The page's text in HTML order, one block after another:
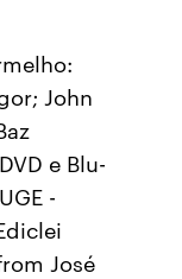
John
e Blu-
-
José